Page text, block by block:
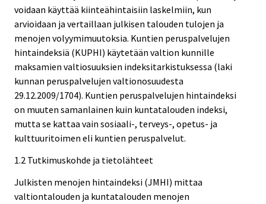
voidaan käyttää kiinteähintaisiin laskelmiin, kun
arvioidaan ja vertaillaan julkisen talouden tulojen ja
menojen volyymimuutoksia. Kuntien peruspalvelujen
hintaindeksiä (KUPHI) käytetään valtion kunnille
maksamien valtiosuuksien indeksitarkistuksessa (laki
kunnan peruspalvelujen valtionosuudesta
29.12.2009/1704). Kuntien peruspalvelujen hintaindeksi
on muuten samanlainen kuin kuntatalouden indeksi,
mutta se kattaa vain sosiaali-, terveys-, opetus- ja
kulttuuritoimen eli kuntien peruspalvelut.
1.2 Tutkimuskohde ja tietolähteet
Julkisten menojen hintaindeksi (JMHI) mittaa
valtiontalouden ja kuntatalouden menojen